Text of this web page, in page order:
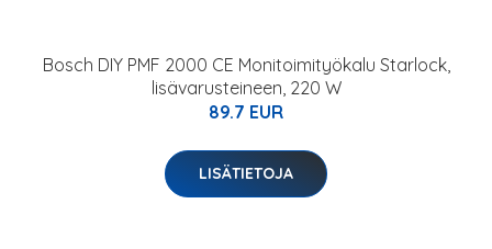
Bosch DIY PMF 2000 CE Monitoimityökalu Starlock,
lisävarusteineen, 220 W
89.7 EUR
LISÄTIETOJA